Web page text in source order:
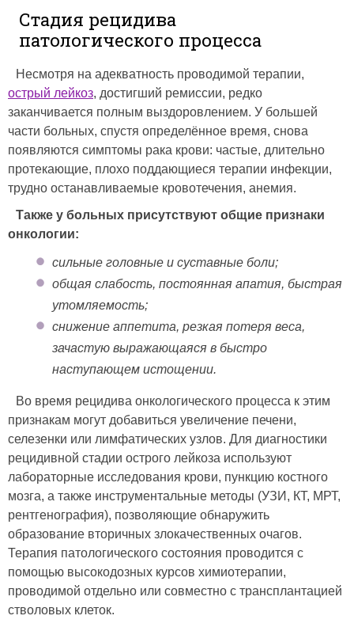
Стадия рецидива
патологического процесса
Несмотря на адекватность проводимой терапии,
острый лейкоз, достигший ремиссии, редко
заканчивается полным выздоровлением. У большей
части больных, спустя определённое время, снова
появляются симптомы рака крови: частые, длительно
протекающие, плохо поддающиеся терапии инфекции,
трудно останавливаемые кровотечения, анемия.
Также у больных присутствуют общие признаки
онкологии:
сильные головные и суставные боли;
общая слабость, постоянная апатия, быстрая
утомляемость;
снижение аппетита, резкая потеря веса,
зачастую выражающаяся в быстро
наступающем истощении.
Во время рецидива онкологического процесса к этим
признакам могут добавиться увеличение печени,
селезенки или лимфатических узлов. Для диагностики
рецидивной стадии острого лейкоза используют
лабораторные исследования крови, пункцию костного
мозга, а также инструментальные методы (УЗИ, КТ, МРТ,
рентгенография), позволяющие обнаружить
образование вторичных злокачественных очагов.
Терапия патологического состояния проводится с
помощью высокодозных курсов химиотерапии,
проводимой отдельно или совместно с трансплантацией
стволовых клеток.